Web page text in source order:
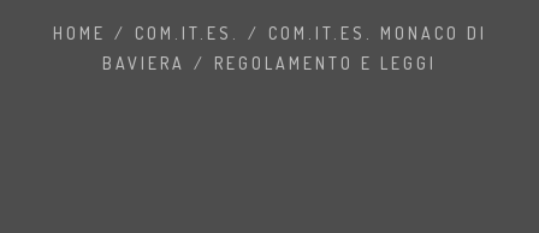
PUBBLICAZIONI
HOME / COM.IT.ES. /
COM.IT.ES. MONACO DI
BAVIERA
/ REGOLAMENTO E LEGGI